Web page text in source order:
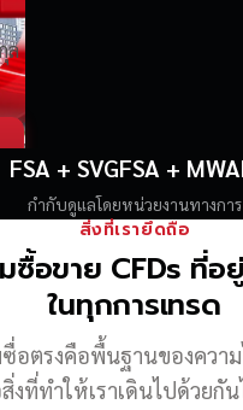
ล
FSA + SVGFSA +
กำกับดูแลโดยหน่วยงานทางการ
สิ่งที่เรายึดถือ
อขาย CFDs ที่อ
ในทุกการเทรด
ซื่อตรงคือพื้นฐานของความ
งที่ทำให้เราเดินไปด้วยกั